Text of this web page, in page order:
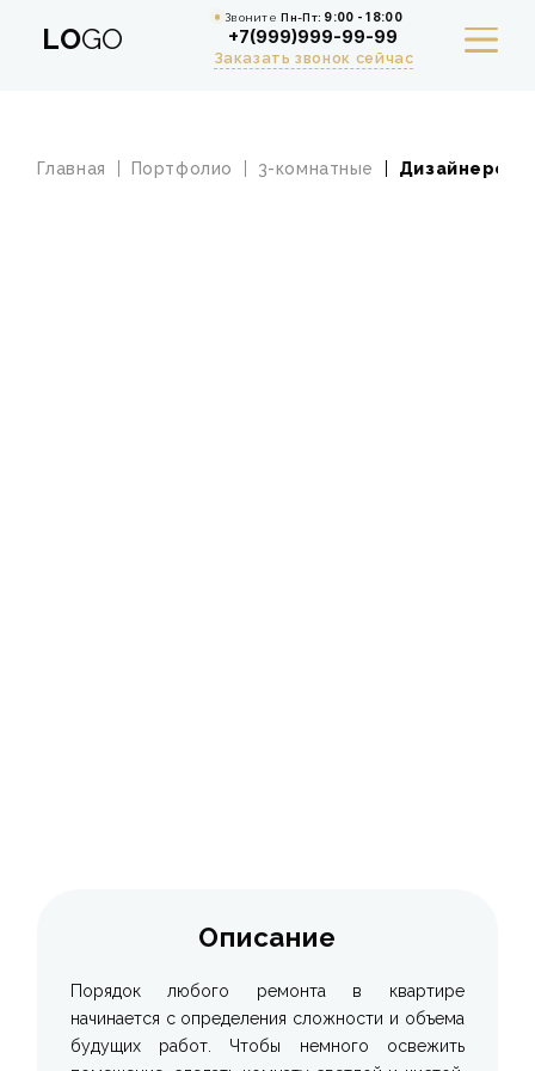
LOGO
ЗвонитеПн-Пт: 9:00 - 18:00
+7(999)999-99-99
Заказать звонок сейчас
УСЛУГИ
Главная Портфолио 3-комнатные
Описание
Порядок любого ремонта в квартире
начинается с определения сложности и объема
будущих работ. Чтобы немного освежить